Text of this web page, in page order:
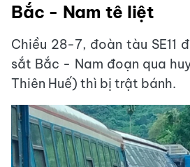
Bắc - Nam tê liệt
Chiều 28-7, đoàn tàu SE11
sắt Bắc - Nam đoạn qua
Thiên Huế) thì bị trật bánh.